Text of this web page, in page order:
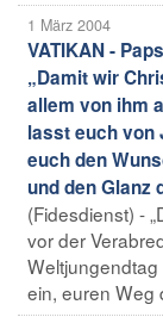
1 März 2004
VATIKAN -
„Damit wir
allem von ihm
lasst euch von
euch den
und den Glanz
(Fidesdienst) -
vor der
ein, euren Weg